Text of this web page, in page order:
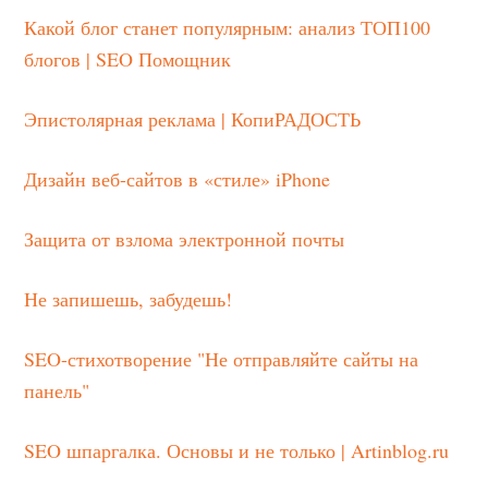
Какой блог станет популярным: анализ ТОП100
блогов | SEO Помощник
Эпистолярная реклама | КопиРАДОСТЬ
Дизайн веб-сайтов в «стиле» iPhone
Защита от взлома электронной почты
Не запишешь, забудешь!
SEO-стихотворение "Не отправляйте сайты на
панель"
SEO шпаргалка. Основы и не только | Artinblog.ru